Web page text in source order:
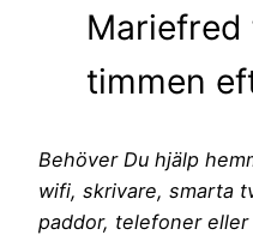
timmen
Behöver Du hjälp
wifi, skrivare, smarta
paddor, telefoner